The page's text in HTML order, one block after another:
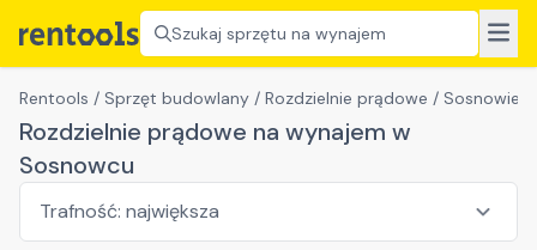
Szukaj sprzętu na wynajem
Rentools / Sprzęt budowlany / Rozdzielnie prądowe / Sosnowiec
Rozdzielnie prądowe na wynajem w
Sosnowcu